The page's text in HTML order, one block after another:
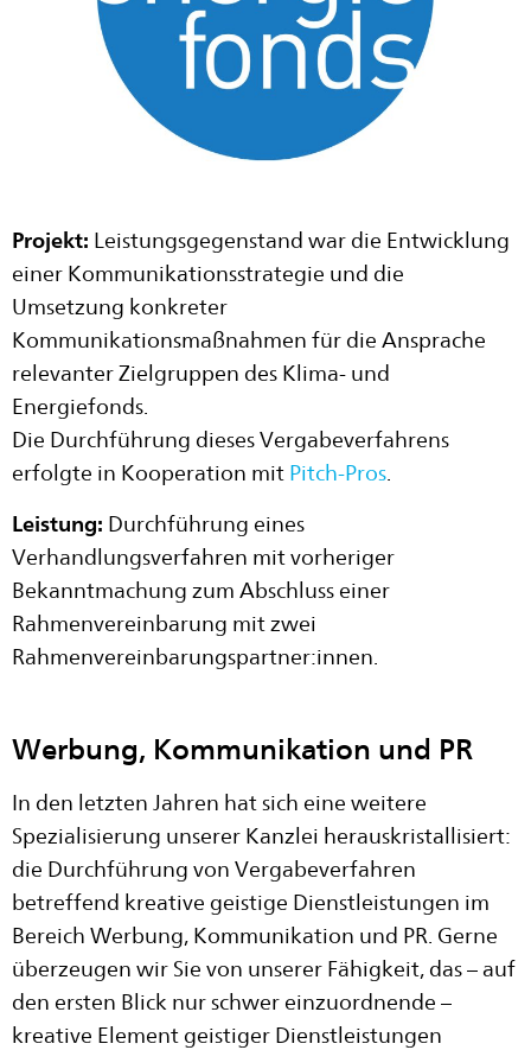
Projekt: Leistungsgegenstand war die Entwicklung
einer Kommunikationsstrategie und die
Umsetzung konkreter
Kommunikationsmaßnahmen für die Ansprache
relevanter Zielgruppen des Klima- und
Energiefonds.
Die Durchführung dieses Vergabeverfahrens
erfolgte in Kooperation mit Pitch-Pros
Leistung: Durchführung eines
Verhandlungsverfahren mit vorheriger
Bekanntmachung zum Abschluss einer
Rahmenvereinbarung mit zwei
Rahmenvereinbarungspartner:innen.
Werbung, Kommunikation und PR
In den letzten Jahren hat sich eine weitere
Spezialisierung unserer Kanzlei herauskristallisiert:
die Durchführung von Vergabeverfahren
betreffend kreative geistige Dienstleistungen im
Bereich Werbung, Kommunikation und PR. Gerne
überzeugen wir Sie von unserer Fähigkeit, das – auf
den ersten Blick nur schwer einzuordnende –
kreative Element geistiger Dienstleistungen